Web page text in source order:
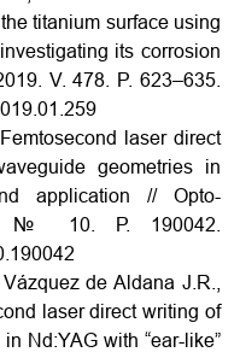
titanium surface using
its corrosion
V. 478. P. 623–635.
laser direct
geometries in
application // Opto-
№ 10. Р. 190042.
de Aldana J.R.,
laser direct writing of
Nd:YAG with “ear-like”